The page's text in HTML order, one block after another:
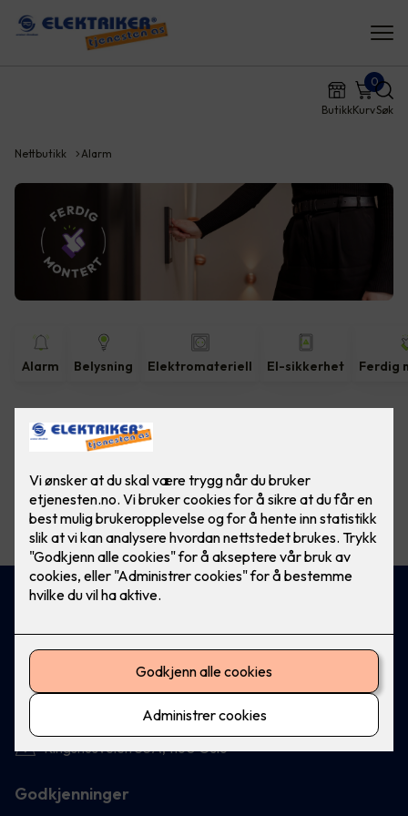
ButikkKurv
0
Søk
Nettbutikk Alarm
Alarm Belysning Elektromateriell El-sikkerhet Ferdig
Vis flerefiltre
Kontakt oss
23 16 80 70
firmapost@etjenesten.no
Besøksadresse
Ringshusveien 35A, 1160 Oslo
Godkjenninger